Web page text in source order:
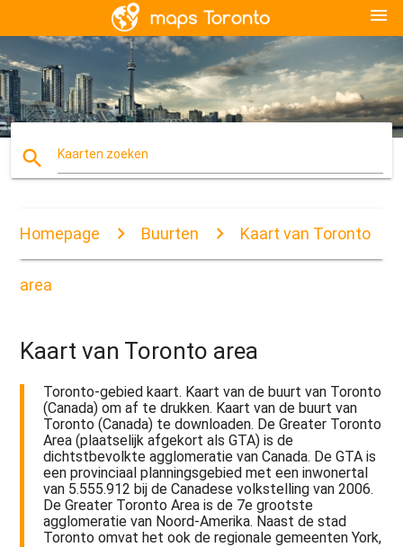
menu
search Kaarten zoeken
Homepage Buurten Kaart van Toronto
area
Kaart van Toronto area
Toronto-gebied kaart. Kaart van de buurt van Toronto
(Canada) om af te drukken. Kaart van de buurt van
Toronto (Canada) te downloaden. De Greater Toronto
Area (plaatselijk afgekort als GTA) is de
dichtstbevolkte agglomeratie van Canada. De GTA is
een provinciaal planningsgebied met een inwonertal
van 5.555.912 bij de Canadese volkstelling van 2006.
De Greater Toronto Area is de 7e grootste
agglomeratie van Noord-Amerika. Naast de stad
Toronto omvat het ook de regionale gemeenten York,